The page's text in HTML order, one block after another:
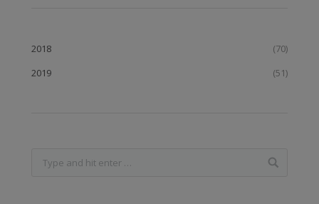
2018
(70)
2019
(51)